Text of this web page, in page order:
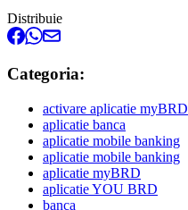
Distribuie
Categoria:
activare aplicatie myBRD
aplicatie banca
aplicatie mobile banking
aplicatie mobile banking
aplicatie myBRD
aplicatie YOU BRD
banca